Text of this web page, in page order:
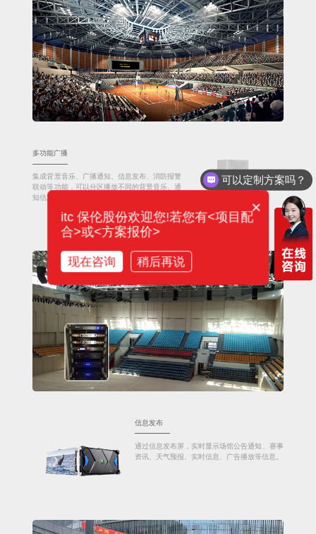
多功能广播
集成背景音乐、广播通知、信息发布、消防报警
联动等功能，可以分区播放不同的背景音乐、通
知信息等。
信息发布
通过信息发布屏，实时显示场馆公告通知、赛事
资讯、天气预报、实时信息、广告播放等信息。
可以定制方案吗？
×
itc 保伦股份欢迎您!若您有<项目配
合>或<方案报价>
现在咨询 稍后再说